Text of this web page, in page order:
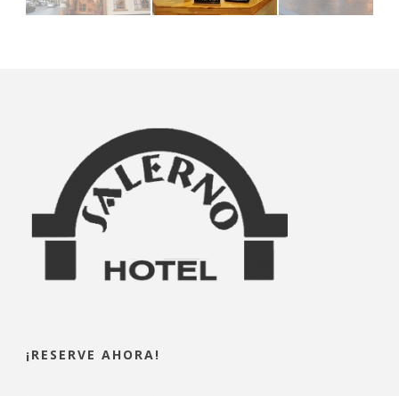
¡RESERVE AHORA!